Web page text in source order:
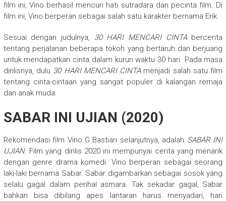
film ini, Vino berhasil mencuri hati sutradara dan pecinta film. Di
film ini, Vino berperan sebagai salah satu karakter bernama Erik.
Sesuai dengan judulnya, 30 HARI MENCARI CINTAbercerita
tentang perjalanan beberapa tokoh yang bertaruh dan berjuang
untuk mendapatkan cinta dalam kurun waktu 30 hari. Pada masa
dirilisnya, dulu 30 HARI MENCARI CINTA menjadi salah satu film
tentang cinta-cintaan yang sangat populer di kalangan remaja
dan anak muda.
SABAR INI UJIAN (2020)
Rekomendasi film Vino G Bastian selanjutnya, adalah SABAR INI
UJIAN. Film yang dirilis 2020 ini mempunyai cerita yang menarik
dengan genre drama komedi. Vino berperan sebagai seorang
laki-laki bernama Sabar. Sabar digambarkan sebagai sosok yang
selalu gagal dalam perihal asmara. Tak sekadar gagal, Sabar
bahkan bisa dibilang apes lantaran harus menyadari, hari